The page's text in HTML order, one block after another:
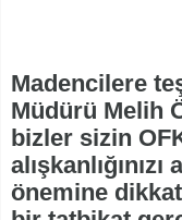
Madencilere
Müdürü Melih
bizler sizin
önemine